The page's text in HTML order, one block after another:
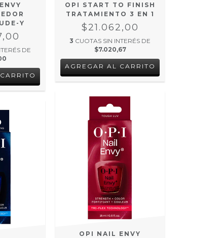
Y
DE
OPI START TO FINISH
TRATAMIENTO 3 EN 1
$21.062,00
3 CUOTAS SIN INTERÉS DE
$7.020,67
OPI NAIL ENVY